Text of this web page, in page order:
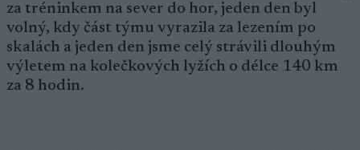
za tréninkem na sever do hor, jeden den byl
volný, kdy část týmu vyrazila za lezením po
skalách a jeden den jsme celý strávili dlouhým
výletem na kolečkových lyžích o délce 140 km
za 8 hodin.